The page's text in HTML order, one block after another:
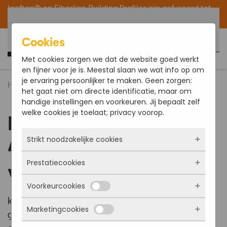
krafton® enFiberline Building Profileszijn gefuseerd tot
Home Over ons Tijdlijn
Laat je meenemen in
45 jaar geschiedenis
van krafton®!
krafton® is in ruim 45 jaar tijd uitgegroeid tot een
gerenommeerde producent van
Cookies
Met cookies zorgen we dat de website goed werkt
en fijner voor je is. Meestal slaan we wat info op om
je ervaring persoonlijker te maken. Geen zorgen:
het gaat niet om directe identificatie, maar om
handige instellingen en voorkeuren. Jij bepaalt zelf
welke cookies je toelaat; privacy voorop.
Strikt noodzakelijke cookies
Deze cookies zorgen ervoor dat de website
überhaupt werkt. Ze zijn dus altijd actief en
kunnen niet worden uitgezet. Meestal worden
ze alleen geplaatst als jij iets doet, zoals
inloggen, een formulier invullen of je
privacyvoorkeuren opslaan. Je kunt je browser
Prestatiecookies
Met deze cookies zien we hoe vaak onze site
bezocht wordt, waar bezoekers vandaan
komen en welke pagina’s populair zijn. Zo
kunnen we de website blijven verbeteren.
Voorkeurcookies
Deze cookies onthouden jouw voorkeuren.
Bijvoorbeeld taalkeuze of ingevulde gegevens.
Marketingcookies